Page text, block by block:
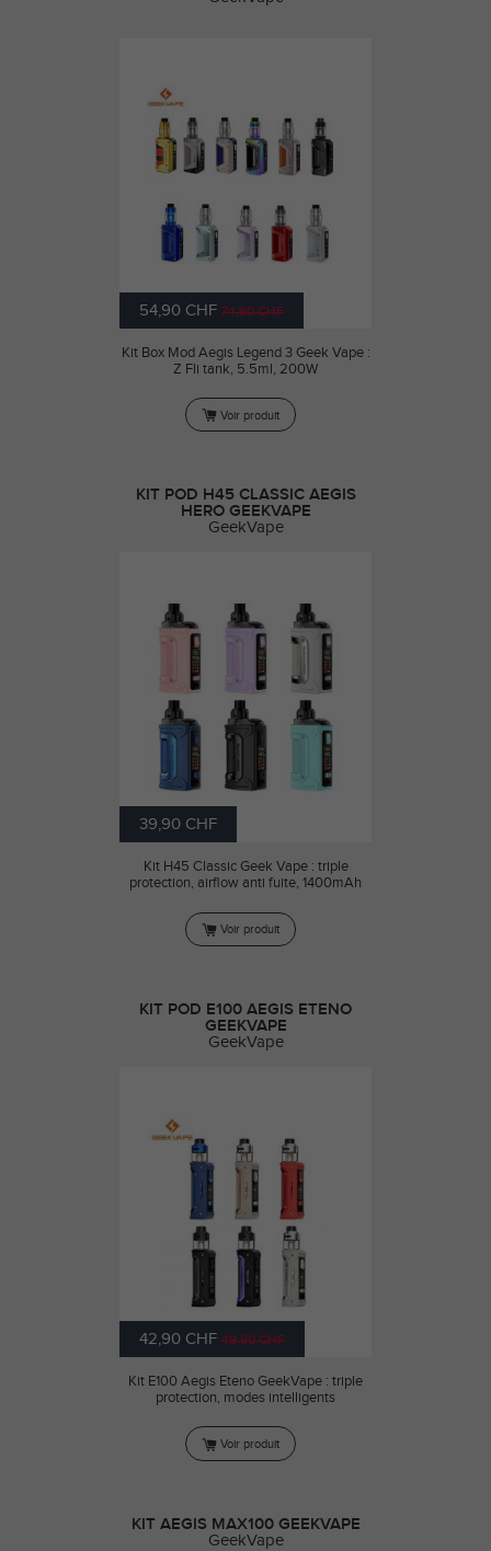
54,90 CHF 74,90 CHF
Kit Box Mod Aegis Legend 3 Geek Vape :
Z Fli tank, 5.5ml, 200W
Voir produit
KIT POD H45 CLASSIC AEGIS
HERO GEEKVAPE
GeekVape
39,90 CHF
Kit H45 Classic Geek Vape : triple
protection, airflow anti fuite, 1400mAh
Voir produit
KIT POD E100 AEGIS ETENO
GEEKVAPE
GeekVape
42,90 CHF 49,90 CHF
Kit E100 Aegis Eteno GeekVape : triple
protection, modes intelligents
Voir produit
KIT AEGIS MAX100 GEEKVAPE
GeekVape